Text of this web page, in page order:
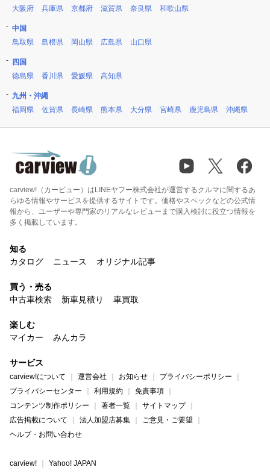
大阪府
兵庫県 京都府 滋賀県 奈良県 和歌山県
中国
鳥取県
島根県 岡山県 広島県 山口県
四国
徳島県
香川県 愛媛県 高知県
九州・沖縄
福岡県
佐賀県 長崎県 熊本県 大分県 宮崎県 鹿児島県 沖縄県
carview!（カービュー）はLINEヤフー株式会社が運営するクルマに関するあ
らゆる情報やサービスを提供するサイトです。価格やスペックなどの公式情
報から、ユーザーや専門家のリアルなレビューまで購入検討に役立つ情報を
多く掲載しています。
知る
カタログ
ニュース オリジナル記事
買う・売る
中古車検索
新車見積り 車買取
楽しむ
マイカー
みんカラ
サービス
carview!について 運営会社 お知らせ
プライバシーポリシー
プライバシーセンター
利用規約
免責事項
コンテンツ制作ポリシー
著者一覧
サイトマップ
広告掲載について
法人加盟店募集
ご意見・ご要望
ヘルプ・お問い合わせ
carview! Yahoo! JAPAN